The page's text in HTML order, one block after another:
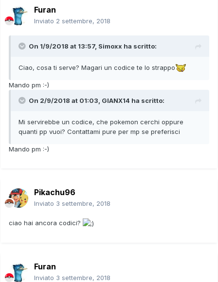
Furan
Inviato 2 settembre, 2018
On 1/9/2018 at 13:57, Simoxx ha scritto:
Ciao, cosa ti serve? Magari un codice te lo strappo
Mando pm :-)
On 2/9/2018 at 01:03, GIANX14 ha scritto:
Mi servirebbe un codice, che pokemon cerchi oppure
quanti pp vuoi? Contattami pure per mp se preferisci
Mando pm :-)
Pikachu96
Inviato 3 settembre, 2018
ciao hai ancora codici?
Furan
Inviato 3 settembre, 2018